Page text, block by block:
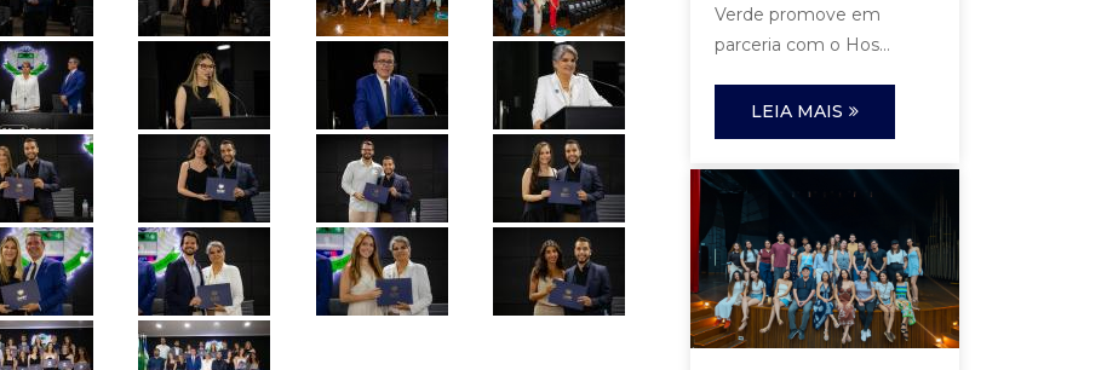
Verde promove em
parceria com o Hos...
LEIA MAIS